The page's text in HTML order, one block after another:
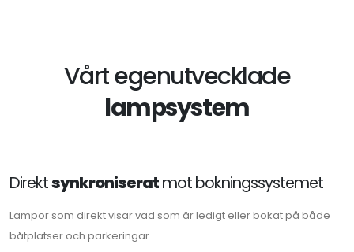
Vårt egenutvecklade
lampsystem
Direktsynkroniseratmot bokningssystemet
Lampor som direkt visar vad som är ledigt eller bokat på både
båtplatser och parkeringar.